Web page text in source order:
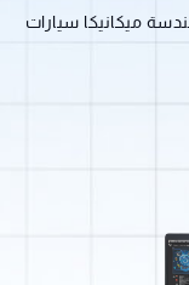
ميكانيكا سيارات